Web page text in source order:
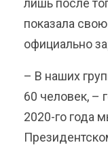
лишь после
показала
официально
– В наших
60 человек, –
2020-го года